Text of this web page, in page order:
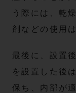
う際には、乾
剤などの使用
最後に、設置
を設置した後
保ち、内部が